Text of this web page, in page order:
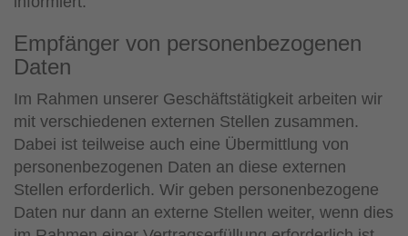
Empfänger von personenbezogenen
Daten
Im Rahmen unserer Geschäftstätigkeit arbeiten wir
mit verschiedenen externen Stellen zusammen.
Dabei ist teilweise auch eine Übermittlung von
personenbezogenen Daten an diese externen
Stellen erforderlich. Wir geben personenbezogene
Daten nur dann an externe Stellen weiter, wenn dies